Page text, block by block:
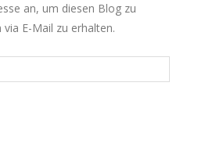
an, um diesen Blog zu
E-Mail zu erhalten.